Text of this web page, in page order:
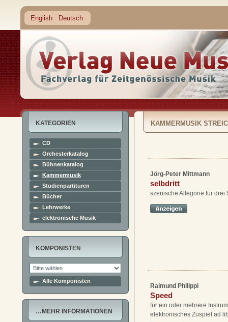
English Deutsch
KATEGORIEN
CD
Orchesterkatalog
Bühnenkatalog
Kammermusik
Studienpartituren
Bücher
Lehrwerke
elektronische Musik
KOMPONISTEN
Alle Komponisten
…MEHR INFORMATIONEN
KAMMERMUSIK
Jörg-Peter Mittmann
selbdritt
szenische Allegorie für drei
Raimund Philippi
Speed
für ein oder mehrere
elektronisches Zuspiel ad